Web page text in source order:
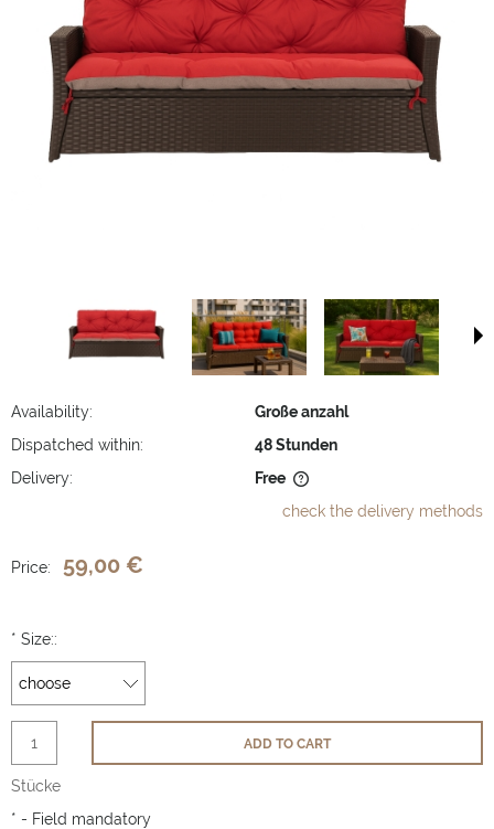
Availability:
Große anzahl
Dispatched within:
48 Stunden
Delivery:
Free
check the delivery methods
Price: 59,00 €
* Size::
Stücke
ADD TO CART
* - Field mandatory